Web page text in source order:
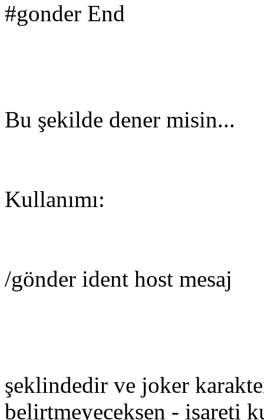
#gonder End
Bu şekilde dener misin...
Kullanımı:
/gönder ident host mesaj
şeklindedir ve joker
belirtmeyeceksen - işareti